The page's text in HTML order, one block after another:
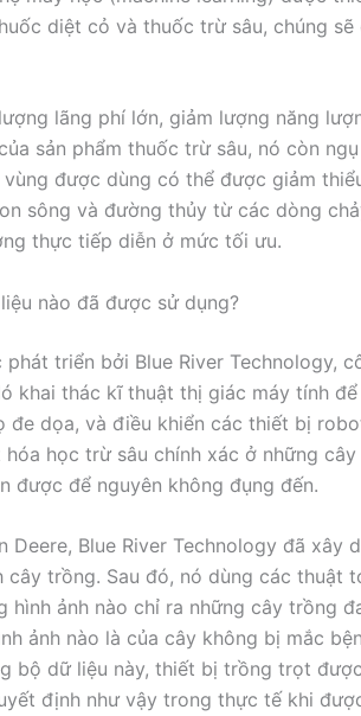
diệt cỏ và thuốc trừ sâu, chúng sẽ
lãng phí lớn, giảm lượng năng
sản phẩm thuốc trừ sâu, nó còn
được dùng có thể được giảm
sông và đường thủy từ các dòng
thực tiếp diễn ở mức tối ưu.
nào đã được sử dụng?
triển bởi Blue River Technology,
khai thác kĩ thuật thị giác máy tính
đe dọa, và điều khiển các thiết bị
học trừ sâu chính xác ở những
được để nguyên không đụng đến.
Blue River Technology đã xây
trồng. Sau đó, nó dùng các thuật
hình ảnh nào chỉ ra những cây trồng
ảnh nào là của cây không bị mắc
bộ dữ liệu này, thiết bị trồng trọt
định như vậy trong thực tế khi